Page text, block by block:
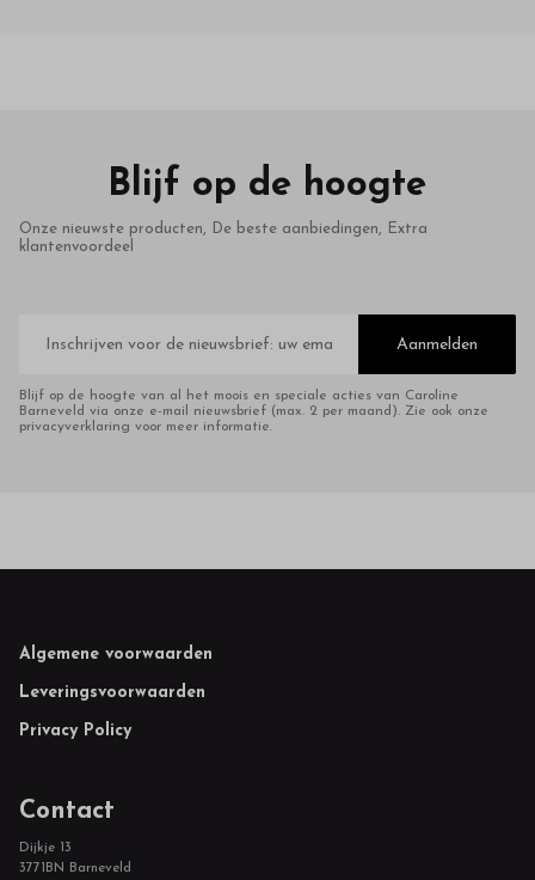
Blijf op de hoogte
Onze nieuwste producten, De beste aanbiedingen, Extra
klantenvoordeel
mailadres
Aanmelden
Blijf op de hoogte van al het moois en speciale acties van Caroline
Barneveld via onze e-mail nieuwsbrief (max. 2 per maand). Zie ook onze
privacyverklaring voor meer informatie.
Footer
Algemene voorwaarden
Leveringsvoorwaarden
Privacy Policy
Contact
Dijkje 13
3771BN Barneveld